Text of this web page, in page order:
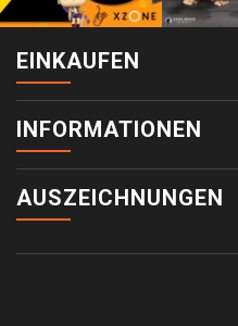
EINKAUFEN
INFORMATIONEN
AUSZEICHNUNGEN